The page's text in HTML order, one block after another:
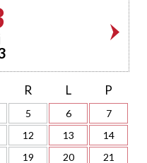
R L P
5 6
7
12 13
14
19 20
21